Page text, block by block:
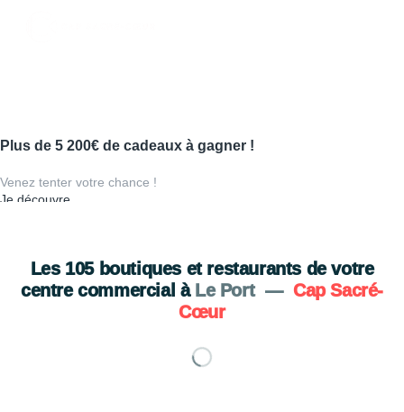
Plus de 5 200€ de cadeaux à gagner !
Venez tenter votre chance !
Je découvre
Les 105boutiques et restaurants de votre
centre commercial à Le Port — Cap Sacré-
Cœur